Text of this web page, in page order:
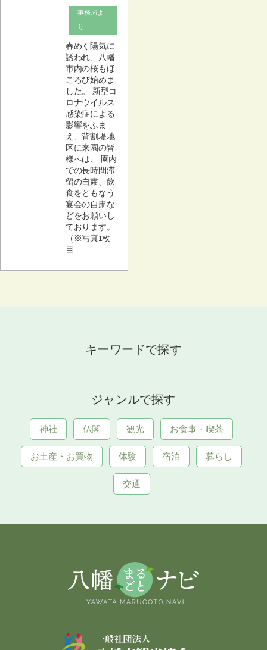
事務局よ
り
春めく陽気に
誘われ、八幡
市内の桜もほ
ころび始めま
した。 新型コ
ロナウイルス
感染症による
影響をふま
え、背割堤地
区に来園の皆
様へは、 園内
での長時間滞
留の自粛、飲
食をともなう
宴会の自粛な
どをお願いし
ております。
（※写真1枚
目...
キーワードで探す
ジャンルで探す
神社 仏閣 観光 お食事・喫茶
お土産・お買物 体験 宿泊 暮らし
交通